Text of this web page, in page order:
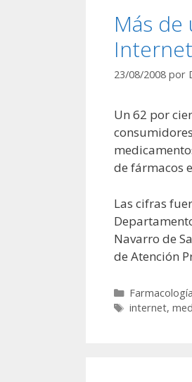
Más
23/08/2008 por
Un 62 por
de fármacos
Las cifras
Navarro de
de Atención
Categorías
Farmacología
Etiquetas
internet,